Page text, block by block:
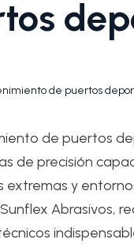
de puertos
de puertos
de precisión
extremas y
Abrasivos,